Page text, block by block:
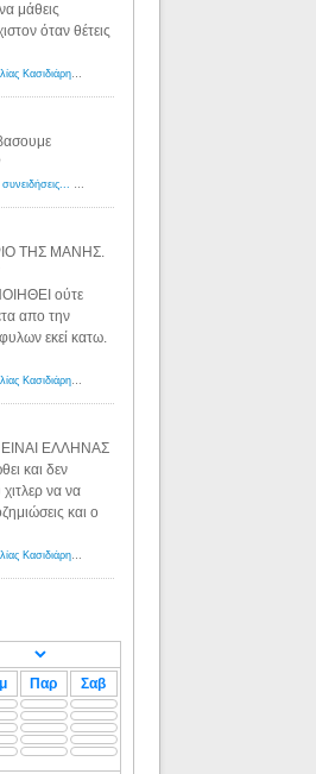
μάθεις
όταν θέτεις
Αμερικανοί ρατσιστές αναρωτιούνται αν ο Ηλίας Κασιδιάρης ανήκει στη λευκή φυλή... - Λόγιος Ερμής
Ένα βιβλίο που πολεμήθηκε γιατί ξυπνούσε συνειδήσεις... - Λόγιος Ερμής | Η γνώση ξεκινάει με την αναζήτηση...
ΤΗΣ ΜΑΝΗΣ.
ούτε
απο την
εκεί κατω.
Αμερικανοί ρατσιστές αναρωτιούνται αν ο Ηλίας Κασιδιάρης ανήκει στη λευκή φυλή... - Λόγιος Ερμής
ΕΙΝΑΙ ΕΛΛΗΝΑΣ
και δεν
να να
και ο
Αμερικανοί ρατσιστές αναρωτιούνται αν ο Ηλίας Κασιδιάρης ανήκει στη λευκή φυλή... - Λόγιος Ερμής
Παρ Σαβ